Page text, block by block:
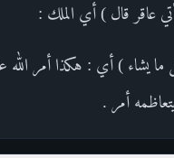
عاقر قال ) أي الملك :
يشاء ) أي : هكذا أمر الله
أمر .